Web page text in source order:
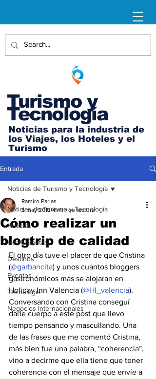
Turismo y
Tecnología
Noticias para la industria de
los Viajes, los Hoteles y el
Turismo
Entrada
Noticias de Turismo y Tecnología
Noticias
Herramientas
Destinos
Eventos
Tecnología
Negocios Internacionales
Noticias de Turismo y Tecnología
Cómo realizar un
blogtrip de calidad
Ramiro Parias
5 may 2013 4 min de lectura
El otro día tuve el placer de que Cristina
(@garbancita) y unos cuantos bloggers
gastronómicos más se alojaran en
Holiday Inn Valencia (@HI_valencia).
Conversando con Cristina conseguí
darle cuerpo a este post que llevo
tiempo pensando y mascullando. Una
de las frases que me comentó Cristina,
más bien fue una palabra, “coherencia”,
vino a decirme que ella tiene que tener
coherencia con el mensaje que envíe a